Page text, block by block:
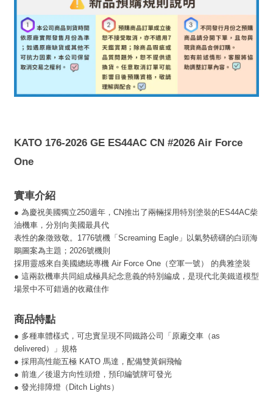
KATO 176-2026 GE ES44AC CN #2026 Air Force
One
實車介紹
● 為慶祝美國獨立250週年，CN推出了兩輛採用特別塗裝的ES44AC柴
油機車，分別向美國最具代
表性的象徵致敬。1776號機「Screaming Eagle」以氣勢磅礴的白頭海
鵰圖案為主題；2026號機則
採用靈感來自美國總統專機 Air Force One（空軍一號） 的典雅塗裝
● 這兩款機車共同組成極具紀念意義的特別編成，是現代北美鐵道模型
場景中不可錯過的收藏佳作
商品特點
● 多種車體樣式，可忠實呈現不同鐵路公司「原廠交車（as
delivered）」規格
● 採用高性能五極 KATO 馬達，配備雙黃銅飛輪
● 前進／後退方向性頭燈，預印編號牌可發光
● 發光排障燈（Ditch Lights）